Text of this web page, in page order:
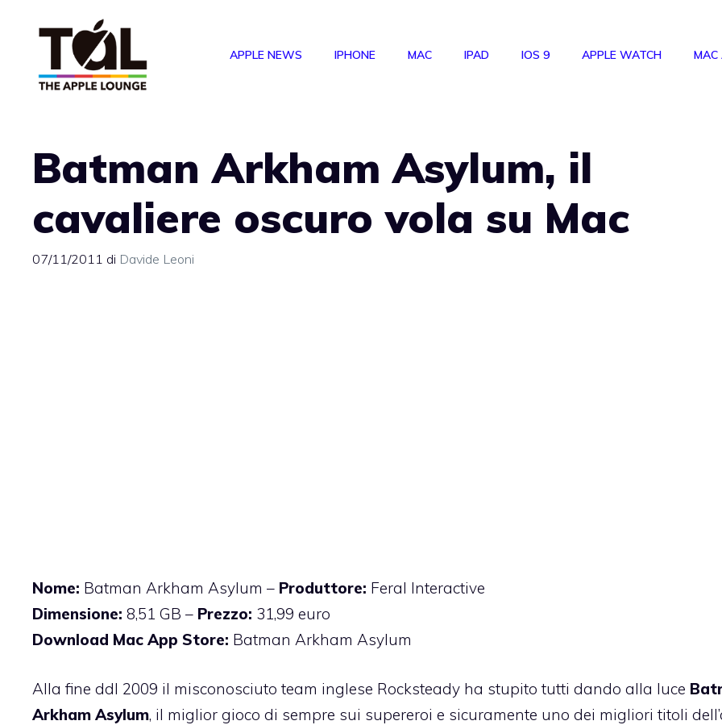
APPLE NEWS IPHONE MAC IPAD IOS 9 APPLE WATCH MAC
Batman Arkham Asylum, il
cavaliere oscuro vola su Mac
07/11/2011 di Davide Leoni
Nome: Batman Arkham Asylum – Produttore: Feral Interactive
Dimensione: 8,51 GB – Prezzo: 31,99 euro
Download Mac App Store: Batman Arkham Asylum
Alla fine ddl 2009 il misconosciuto team inglese Rocksteady ha stupito tutti dando alla luce
Arkham Asylum, il miglior gioco di sempre sui supereroi e sicuramente uno dei migliori titoli